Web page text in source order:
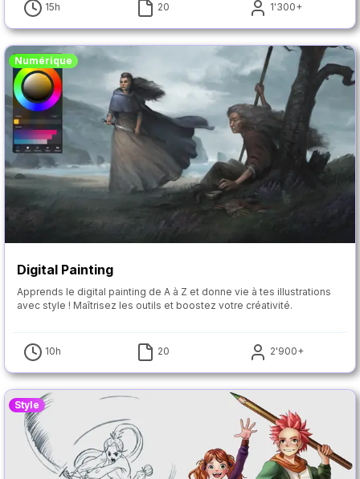
15h 20 1'300+
Numérique
Digital Painting
Apprends le digital painting de A à Z et donne vie à tes illustrations
avec style ! Maîtrisez les outils et boostez votre créativité.
10h 20 2'900+
Style